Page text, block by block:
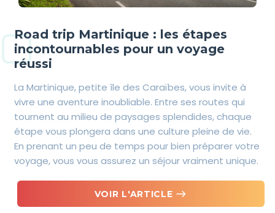
Road trip Martinique : les étapes
incontournables pour un voyage
réussi
La Martinique, petite île des Caraïbes, vous invite à
vivre une aventure inoubliable. Entre ses routes qui
tournent au milieu de paysages splendides, chaque
étape vous plongera dans une culture pleine de vie.
En prenant un peu de temps pour bien préparer votre
voyage, vous vous assurez un séjour vraiment unique.
VOIR L'ARTICLE east